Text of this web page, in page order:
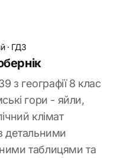
· ГДЗ
з географії 8 клас
гори - яйли,
клімат
детальними
таблицями та